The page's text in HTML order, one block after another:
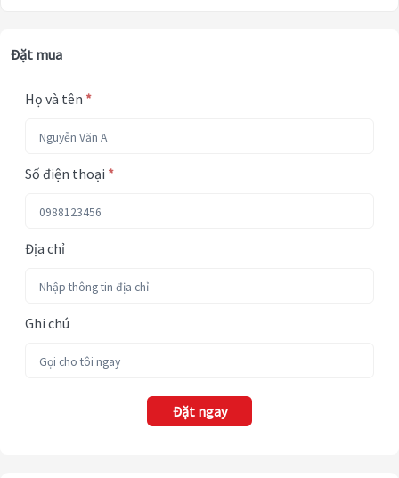
Đặt mua
Họ và tên *
Số điện thoại *
Địa chỉ
Ghi chú
Đặt ngay